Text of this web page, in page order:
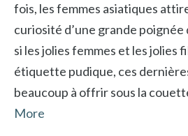
fois, les femmes asiatiques
curiosité d’une grande poignée
si les jolies femmes et les jolies
étiquette pudique, ces
beaucoup à offrir sous la
More